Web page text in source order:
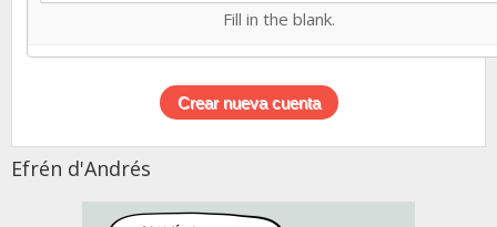
Fill in the blank.
Efrén d'Andrés